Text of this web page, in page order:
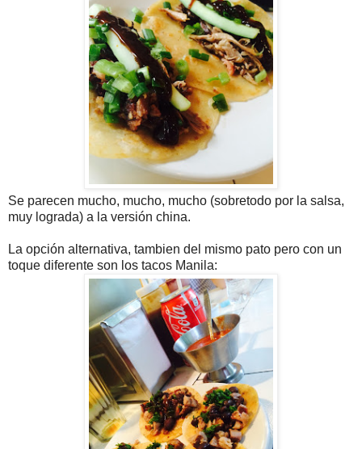
Se parecen mucho, mucho, mucho (sobretodo por la salsa,
muy lograda) a la versión china.
La opción alternativa, tambien del mismo pato pero con un
toque diferente son los tacos Manila: